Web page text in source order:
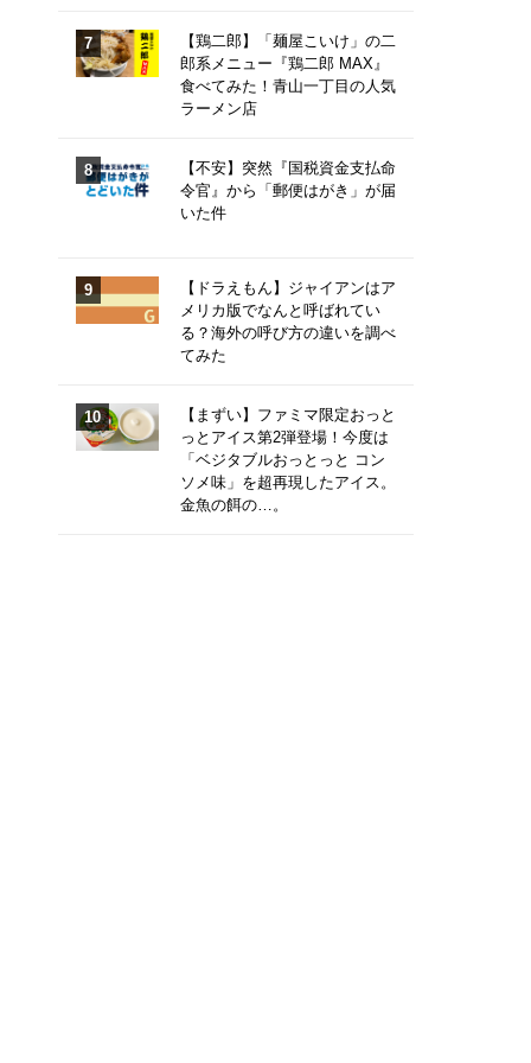
【鶏二郎】「麺屋こいけ」の二
郎系メニュー『鶏二郎 MAX』
食べてみた！青山一丁目の人気
ラーメン店
【不安】突然『国税資金支払命
令官』から「郵便はがき」が届
いた件
【ドラえもん】ジャイアンはア
メリカ版でなんと呼ばれてい
る？海外の呼び方の違いを調べ
てみた
【まずい】ファミマ限定おっと
っとアイス第2弾登場！今度は
「ベジタブルおっとっと コン
ソメ味」を超再現したアイス。
金魚の餌の…。